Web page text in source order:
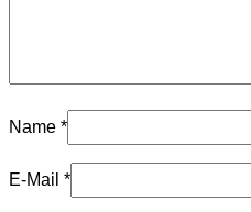
Name *
E-Mail *